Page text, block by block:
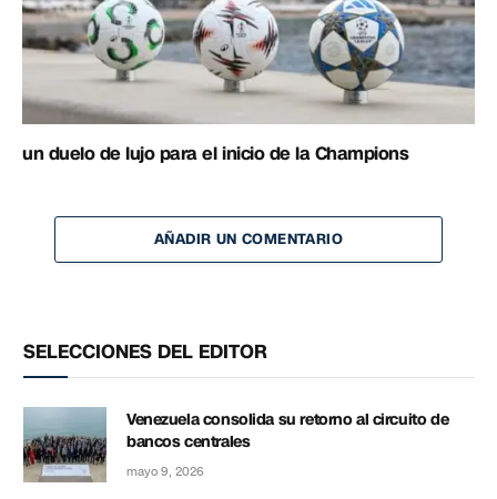
un duelo de lujo para el inicio de la Champions
AÑADIR UN COMENTARIO
SELECCIONES DEL EDITOR
Venezuela consolida su retorno al circuito de
bancos centrales
mayo 9, 2026